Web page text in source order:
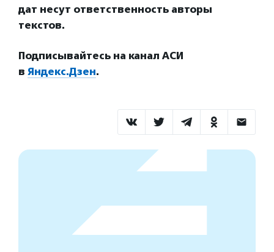
дат несут ответственность авторы
текстов.
Подписывайтесь на канал АСИ
в Яндекс.Дзен.